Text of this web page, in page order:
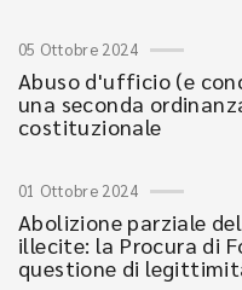
05 Ottobre 2024
Abuso d'ufficio (e
una seconda
costituzionale
01 Ottobre 2024
Abolizione parziale
illecite: la Procura di
questione di